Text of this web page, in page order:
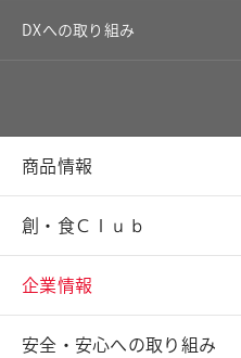
DXへの取り組み
商品情報
創・食Ｃｌｕｂ
企業情報
安全・安心への取り組み